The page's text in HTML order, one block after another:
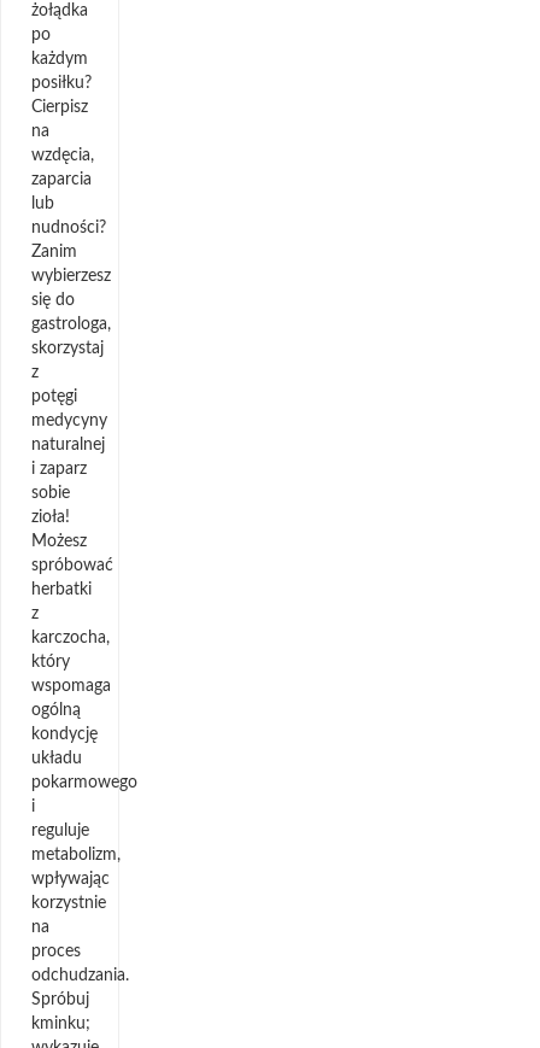
żołądka
po
każdym
posiłku?
Cierpisz
na
wzdęcia,
zaparcia
lub
nudności?
Zanim
wybierzesz
się do
gastrologa,
skorzystaj
z
potęgi
medycyny
naturalnej
i zaparz
sobie
zioła!
Możesz
spróbować
herbatki
z
karczocha,
który
wspomaga
ogólną
kondycję
układu
pokarmowego
i
reguluje
metabolizm,
wpływając
korzystnie
na
proces
odchudzania.
Spróbuj
kminku;